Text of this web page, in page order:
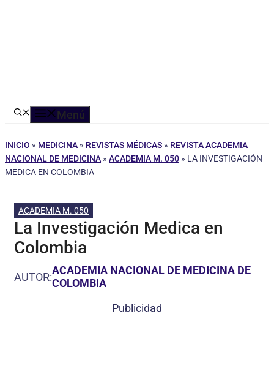
Menú
INICIO » MEDICINA » REVISTAS MÉDICAS » REVISTA ACADEMIA
NACIONAL DE MEDICINA » ACADEMIA M. 050 » LA INVESTIGACIÓN
MEDICA EN COLOMBIA
ACADEMIA M. 050
La Investigación Medica en
Colombia
AUTOR:ACADEMIA NACIONAL DE MEDICINA DE
COLOMBIA
Publicidad